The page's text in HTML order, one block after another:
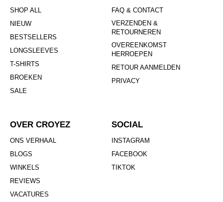
SHOP ALL
NIEUW
BESTSELLERS
LONGSLEEVES
T-SHIRTS
BROEKEN
SALE
FAQ & CONTACT
VERZENDEN &
RETOURNEREN
OVEREENKOMST
HERROEPEN
RETOUR AANMELDEN
PRIVACY
OVER CROYEZ
ONS VERHAAL
BLOGS
WINKELS
REVIEWS
VACATURES
SOCIAL
INSTAGRAM
FACEBOOK
TIKTOK